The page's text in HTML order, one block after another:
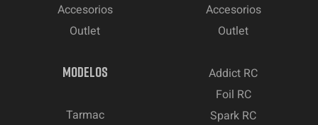
Accesorios
Outlet
Accesorios
Outlet
MODELOS
Tarmac
Addict RC
Foil RC
Spark RC